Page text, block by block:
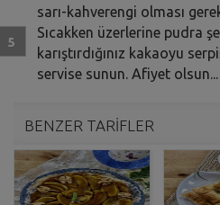
sarı-kahverengi olması
Sıcakken üzerlerine pudra
karıştırdığınız kakaoyu
servise sunun. Afiyet olsun...
BENZER TARİFLER